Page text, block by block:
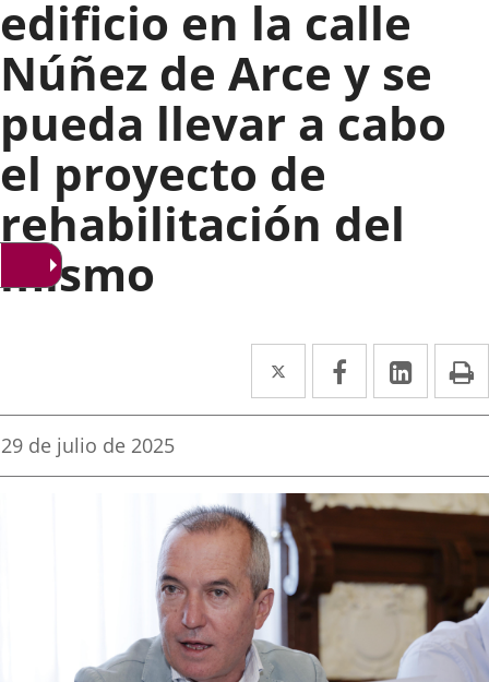
edificio en la calle
Núñez de Arce y se
pueda llevar a cabo
el proyecto de
rehabilitación del
mismo
Twitter
Enlace
a
aplicación
externa.
Facebook
Enlace
a
aplicación
externa.
Enlace
a
Fecha
la
29 de julio de 2025